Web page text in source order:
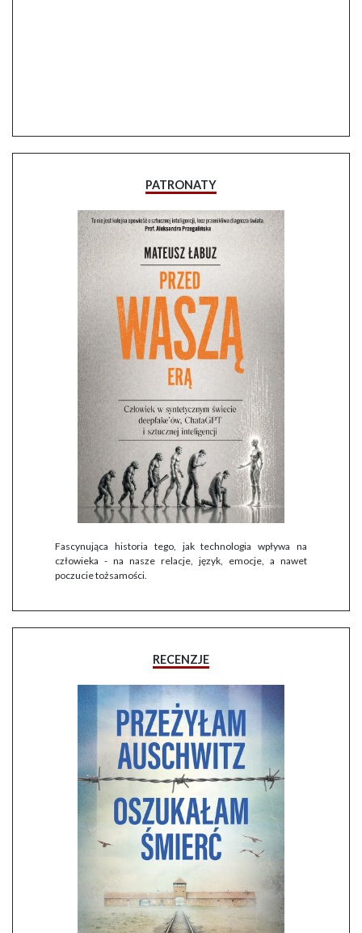
PATRONATY
Fascynująca historia tego, jak technologia wpływa na
człowieka - na nasze relacje, język, emocje, a nawet
poczucie tożsamości.
RECENZJE